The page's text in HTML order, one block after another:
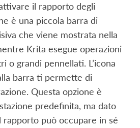
il rapporto degli
è una piccola barra di
che viene mostrata nella
Krita esegue operazioni
o grandi pennellati. L’icona
barra ti permette di
Questa opzione è
predefinita, ma dato
rapporto può occupare in sé